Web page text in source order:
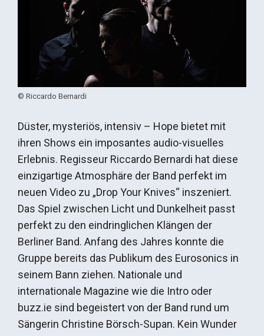
© Riccardo Bernardi
Düster, mysteriös, intensiv – Hope bietet mit
ihren Shows ein imposantes audio-visuelles
Erlebnis. Regisseur Riccardo Bernardi hat diese
einzigartige Atmosphäre der Band perfekt im
neuen Video zu „Drop Your Knives“ inszeniert.
Das Spiel zwischen Licht und Dunkelheit passt
perfekt zu den eindringlichen Klängen der
Berliner Band. Anfang des Jahres konnte die
Gruppe bereits das Publikum des Eurosonics in
seinem Bann ziehen. Nationale und
internationale Magazine wie die Intro oder
buzz.ie sind begeistert von der Band rund um
Sängerin Christine Börsch-Supan. Kein Wunder